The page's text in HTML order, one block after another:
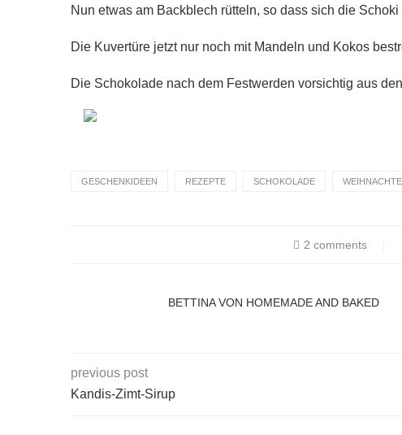
Nun etwas am Backblech rütteln, so dass sich die
Die Kuvertüre jetzt nur noch mit Mandeln und Kokos
Die Schokolade nach dem Festwerden vorsichtig aus
GESCHENKIDEEN REZEPTE SCHOKOLADE
2 comments
BETTINA VON HOMEMADE AND BAKED
previous post
Kandis-Zimt-Sirup